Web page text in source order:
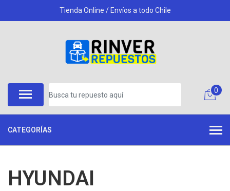
Tienda Online / Envíos a todo Chile
0
CATEGORÍAS
HYUNDAI